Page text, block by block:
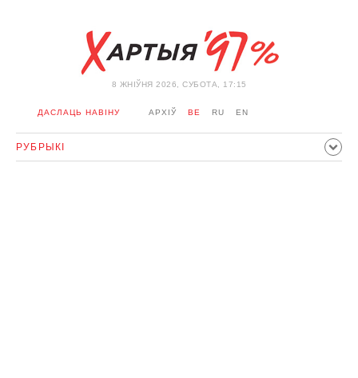
8 ЖНIЎНЯ 2026, СУБОТА, 17:15
ДАСЛАЦЬ НАВІНУ АРХІЎ BE RU EN
РУБРЫКІ